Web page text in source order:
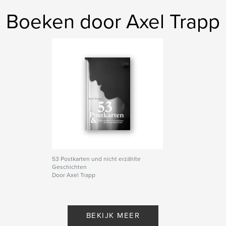
Boeken door Axel Trapp
53 Postkarten und nicht erzählte
Geschichten
Door Axel Trapp
BEKIJK MEER